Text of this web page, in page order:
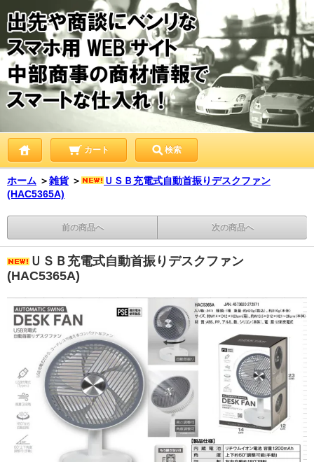
カート 検索
ホーム ＞雑貨 ＞
ＵＳＢ充電式自動首振りデスクファン
(HAC5365A)
前の商品へ 次の商品へ
ＵＳＢ充電式自動首振りデスクファン
(HAC5365A)